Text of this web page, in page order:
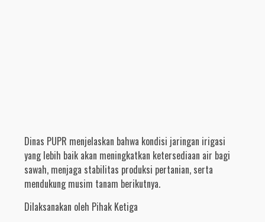
Dinas PUPR menjelaskan bahwa kondisi jaringan irigasi
yang lebih baik akan meningkatkan ketersediaan air bagi
sawah, menjaga stabilitas produksi pertanian, serta
mendukung musim tanam berikutnya.
Dilaksanakan oleh Pihak Ketiga